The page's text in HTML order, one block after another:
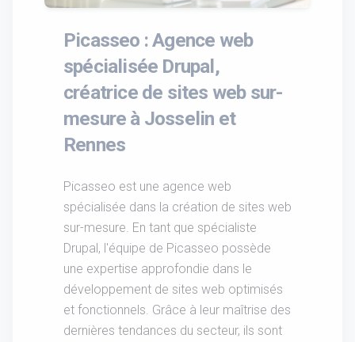
Picasseo : Agence web
spécialisée Drupal,
créatrice de sites web sur-
mesure à Josselin et
Rennes
Picasseo est une agence web
spécialisée dans la création de sites web
sur-mesure. En tant que spécialiste
Drupal, l'équipe de Picasseo possède
une expertise approfondie dans le
développement de sites web optimisés
et fonctionnels. Grâce à leur maîtrise des
dernières tendances du secteur, ils sont